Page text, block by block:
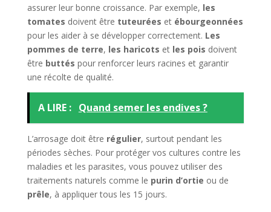
assurer leur bonne croissance. Par exemple, les
tomates doivent être tuteurées et ébourgeonnées
pour les aider à se développer correctement. Les
pommes de terre, les haricots et les pois doivent
être buttés pour renforcer leurs racines et garantir
une récolte de qualité.
A LIRE : Quand semer les endives ?
L’arrosage doit être régulier, surtout pendant les
périodes sèches. Pour protéger vos cultures contre les
maladies et les parasites, vous pouvez utiliser des
traitements naturels comme le purin d’ortie ou de
prêle, à appliquer tous les 15 jours.